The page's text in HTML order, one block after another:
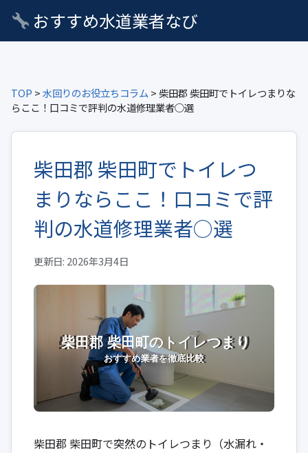
おすすめ水道業者なび
TOP >水回りのお役立ちコラム > 柴田郡 柴田町でトイレつまりな
らここ！口コミで評判の水道修理業者○選
柴田郡 柴田町でトイレつ
まりならここ！口コミで評
判の水道修理業者○選
更新日: 2026年3月4日
柴田郡 柴田町で突然のトイレつまり（水漏れ・